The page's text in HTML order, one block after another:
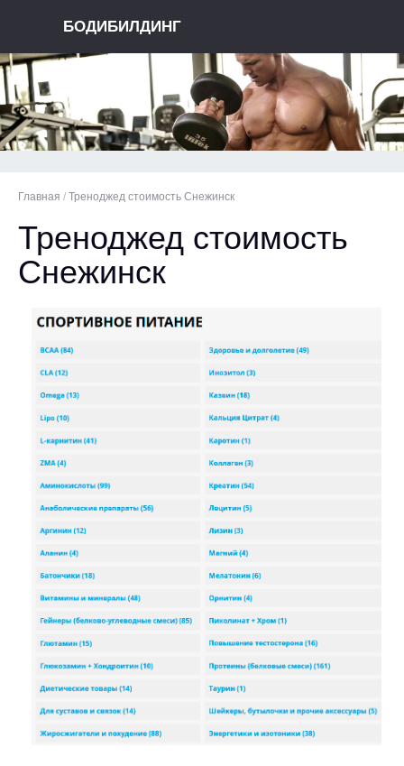
БОДИБИЛДИНГ
Главная / Треноджед стоимость Снежинск
Треноджед стоимость
Снежинск